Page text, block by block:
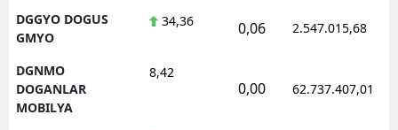
DGGYO DOGUS
GMYO
34,36 0,06 2.547.015,68
DGNMO
DOGANLAR
MOBILYA
8,42
0,00 62.737.407,01